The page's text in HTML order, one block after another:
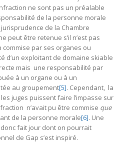
ne sont pas un préalable
de la personne morale
de la Chambre
peut être retenue s’il n’est pas
par ses organes ou
d’un exploitant de domaine skiable
mais une responsabilité par
à un organe ou à un
au groupement[5]. Cependant, la
juges puissent faire l’impasse sur
n’avait pu être commise que
de la personne morale[6]. Une
donc fait jour dont on pourrait
de Gap s’est inspiré.